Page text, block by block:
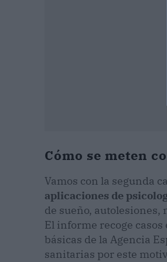
Cómo se meten
Vamos con la segunda
aplicaciones de
de sueño, autolesiones,
El informe recoge
básicas de la Agencia
sanitarias por este